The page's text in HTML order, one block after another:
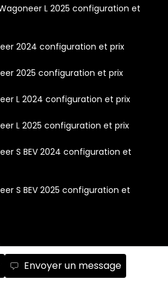
Envoyer un message
L 2025 configuration et
2024 configuration et prix
2025 configuration et prix
L 2024 configuration et prix
L 2025 configuration et prix
S BEV 2024 configuration et
S BEV 2025 configuration et